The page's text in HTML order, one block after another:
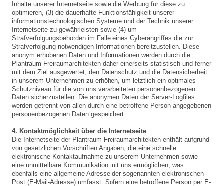
Inhalte unserer Internetseite sowie die Werbung für diese zu
optimieren, (3) die dauerhafte Funktionsfähigkeit unserer
informationstechnologischen Systeme und der Technik unserer
Internetseite zu gewährleisten sowie (4) um
Strafverfolgungsbehörden im Falle eines Cyberangriffes die zur
Strafverfolgung notwendigen Informationen bereitzustellen. Diese
anonym erhobenen Daten und Informationen werden durch die
Plantraum Freiraumarchitekten daher einerseits statistisch und ferner
mit dem Ziel ausgewertet, den Datenschutz und die Datensicherheit
in unserem Unternehmen zu erhöhen, um letztlich ein optimales
Schutzniveau für die von uns verarbeiteten personenbezogenen
Daten sicherzustellen. Die anonymen Daten der Server-Logfiles
werden getrennt von allen durch eine betroffene Person angegebenen
personenbezogenen Daten gespeichert.
4. Kontaktmöglichkeit über die Internetseite
Die Internetseite der Plantraum Freiraumarchitekten enthält aufgrund
von gesetzlichen Vorschriften Angaben, die eine schnelle
elektronische Kontaktaufnahme zu unserem Unternehmen sowie
eine unmittelbare Kommunikation mit uns ermöglichen, was
ebenfalls eine allgemeine Adresse der sogenannten elektronischen
Post (E-Mail-Adresse) umfasst. Sofern eine betroffene Person per E-